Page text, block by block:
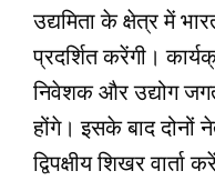
उद्यमिता के क्षेत्र में
प्रदर्शित करेंगी।
निवेशक और उद्योग
होंगे। इसके बाद दोनों
द्विपक्षीय शिखर वार्ता